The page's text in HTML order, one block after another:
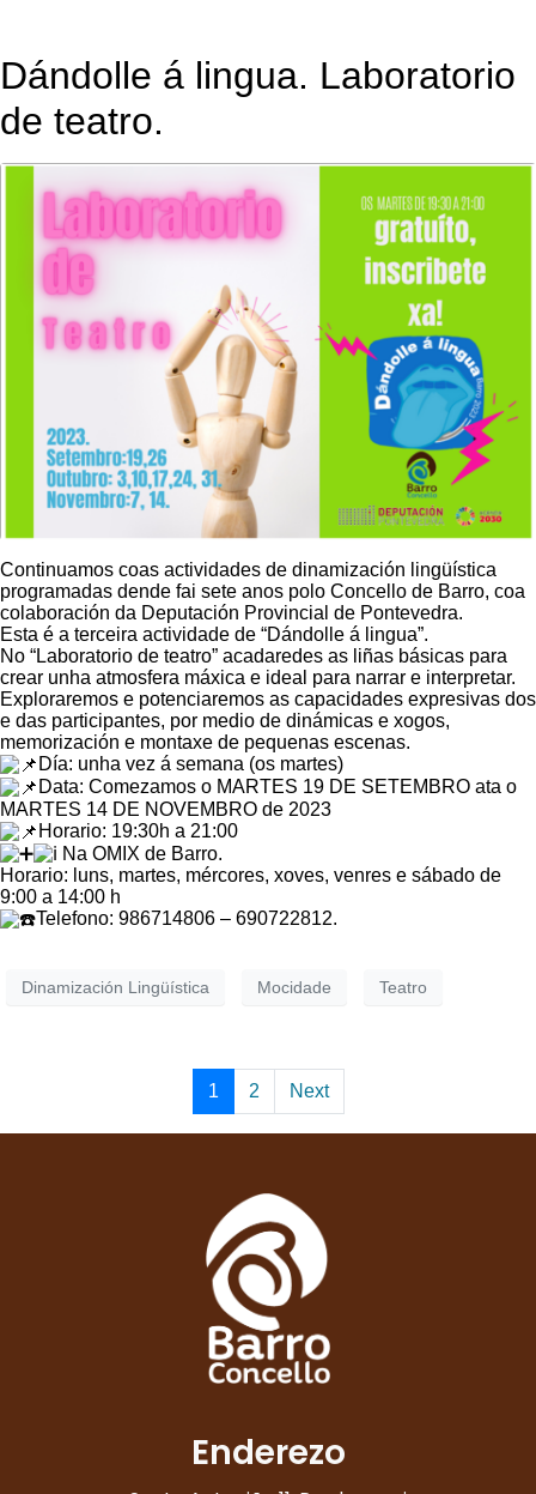
Dándolle á lingua. Laboratorio
de teatro.
Continuamos coas actividades de dinamización lingüística
programadas dende fai sete anos polo Concello de Barro, coa
colaboración da Deputación Provincial de Pontevedra.
Esta é a terceira actividade de “Dándolle á lingua”.
No “Laboratorio de teatro” acadaredes as liñas básicas para
crear unha atmosfera máxica e ideal para narrar e interpretar.
Exploraremos e potenciaremos as capacidades expresivas dos
e das participantes, por medio de dinámicas e xogos,
memorización e montaxe de pequenas escenas.
Día: unha vez á semana (os martes)
Data: Comezamos o MARTES 19 DE SETEMBRO ata o
MARTES 14 DE NOVEMBRO de 2023
Horario: 19:30h a 21:00
Na OMIX de Barro.
Horario: luns, martes, mércores, xoves, venres e sábado de
9:00 a 14:00 h
Telefono: 986714806 – 690722812.
Dinamización Lingüística Mocidade Teatro
1 2 Next
Enderezo